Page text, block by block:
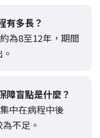
有多長？
為8至12年，期間
障盲點是什麼？
中在病程中後
不足。